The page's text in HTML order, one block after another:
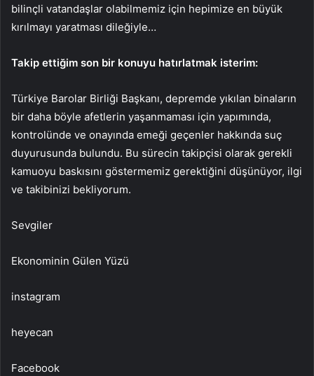
bilinçli vatandaşlar olabilmemiz için hepimize en büyük
kırılmayı yaratması dileğiyle…
Takip ettiğim son bir konuyu hatırlatmak isterim:
Türkiye Barolar Birliği Başkanı, depremde yıkılan binaların
bir daha böyle afetlerin yaşanmaması için yapımında,
kontrolünde ve onayında emeği geçenler hakkında suç
duyurusunda bulundu. Bu sürecin takipçisi olarak gerekli
kamuoyu baskısını göstermemiz gerektiğini düşünüyor, ilgi
ve takibinizi bekliyorum.
Sevgiler
Ekonominin Gülen Yüzü
instagram
heyecan
Facebook